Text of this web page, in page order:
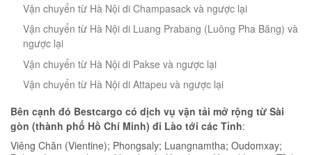
Vận chuyển từ Hà Nội di Champasack và ngược lại
Vận chuyển từ Hà Nội di Luang Prabang (Luông Pha Băng) và
ngược lại
Vận chuyển từ Hà Nội di Pakse và ngược lại
Vận chuyển từ Hà Nội di Attapeu và ngược lại
Bên cạnh đó Bestcargo có dịch vụ vận tải mở rộng từ Sài
gòn (thành phố Hồ Chí Minh) đi Lào tới các Tỉnh:
Viêng Chăn (Vientine); Phongsaly; Luangnamtha; Oudomxay;